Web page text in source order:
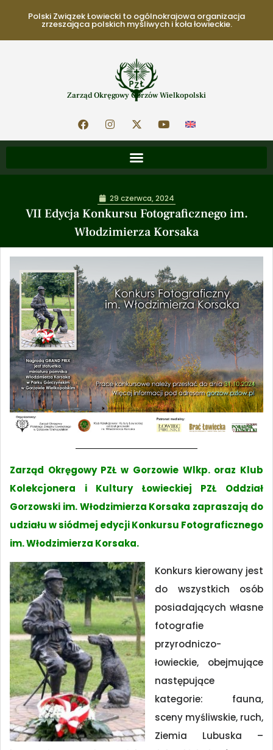
Polski Związek Łowiecki to ogólnokrajowa organizacja
zrzeszająca polskich myśliwych i koła łowieckie.
Zarząd Okręgowy Gorzów Wielkopolski
VII Edycja Konkursu Fotograficznego im.
Włodzimierza Korsaka
29 czerwca, 2024
Zarząd Okręgowy PZŁ w Gorzowie Wlkp. oraz Klub
Kolekcjonera i Kultury Łowieckiej PZŁ Oddział
Gorzowski im. Włodzimierza Korsaka zapraszają do
udziału w siódmej edycji Konkursu Fotograficznego
im. Włodzimierza Korsaka.
Konkurs kierowany jest
do wszystkich osób
posiadających własne
fotografie
przyrodniczo-
łowieckie, obejmujące
następujące
kategorie: fauna,
sceny myśliwskie, ruch,
Ziemia Lubuska –